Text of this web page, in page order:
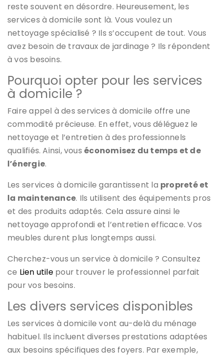
reste souvent en désordre. Heureusement, les
services à domicile sont là. Vous voulez un
nettoyage spécialisé ? Ils s’occupent de tout. Vous
avez besoin de travaux de jardinage ? Ils répondent
à vos besoins.
Pourquoi opter pour les services
à domicile ?
Faire appel à des services à domicile offre une
commodité précieuse. En effet, vous déléguez le
nettoyage et l’entretien à des professionnels
qualifiés. Ainsi, vouséconomisez du temps et de
l’énergie.
Les services à domicile garantissent la propreté et
la maintenance. Ils utilisent des équipements pros
et des produits adaptés. Cela assure ainsi le
nettoyage approfondi et l’entretien efficace. Vos
meubles durent plus longtemps aussi.
Cherchez-vous un service à domicile ? Consultez
ce Lien utilepour trouver le professionnel parfait
pour vos besoins.
Les divers services disponibles
Les services à domicile vont au-delà du ménage
habituel. Ils incluent diverses prestations adaptées
aux besoins spécifiques des foyers. Par exemple,